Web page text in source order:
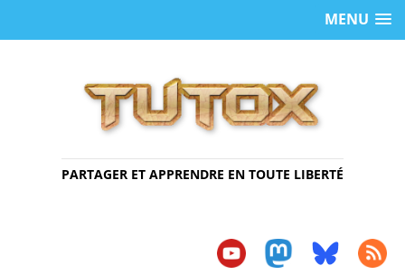
MENU
PARTAGER ET APPRENDRE EN TOUTE LIBERTÉ